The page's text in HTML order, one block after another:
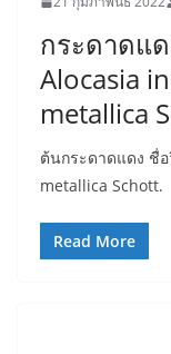
กระดาดแ
Alocasia
metallica
ต้นกระดาดแดง ชื่
metallica Schott.
Read More